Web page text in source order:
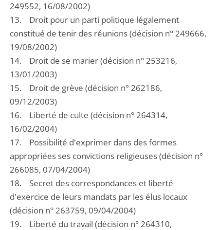
249552, 16/08/2002)
13. Droit pour un parti politique légalement
constitué de tenir des réunions (décision n° 249666,
19/08/2002)
14. Droit de se marier (décision n° 253216,
13/01/2003)
15. Droit de grève (décision n° 262186,
09/12/2003)
16. Liberté de culte (décision n° 264314,
16/02/2004)
17. Possibilité d'exprimer dans des formes
appropriées ses convictions religieuses (décision n°
266085, 07/04/2004)
18. Secret des correspondances et liberté
d'exercice de leurs mandats par les élus locaux
(décision n° 263759, 09/04/2004)
19. Liberté du travail (décision n° 264310,